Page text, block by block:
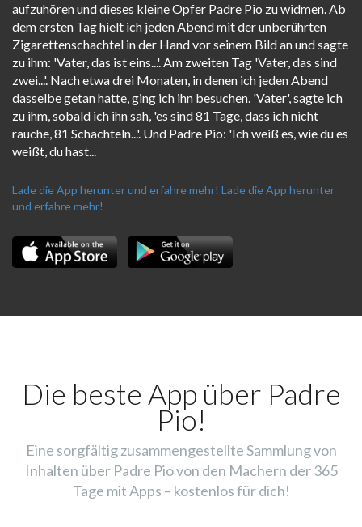
aufzuhören und dieses kleine Opfer Padre Pio zu widmen. Ab
dem ersten Tag hielt ich jeden Abend mit der unberührten
Zigarettenschachtel in der Hand vor seinem Bild an und sagte
zu ihm: 'Vater, das ist eins...'. Am zweiten Tag 'Vater, das sind
zwei...'. Nach etwa drei Monaten, in denen ich jeden Abend
dasselbe getan hatte, ging ich ihn besuchen. 'Vater', sagte ich
zu ihm, sobald ich ihn sah, 'es sind 81 Tage, dass ich nicht
rauche, 81 Schachteln...'. Und Padre Pio: 'Ich weiß es, wie du es
weißt, du hast...
Lade die App herunter und erfahre mehr! Lade die App herunter
und erfahre mehr!
Die beste App über Padre
Pio!
Eine sorgfältig zusammengestellte Sammlung von
Inhalten über Padre Pio von den Machern der 365
Tage mit Apps – kostenlos für dich!